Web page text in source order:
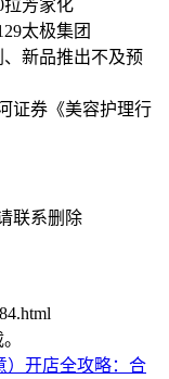
拉芳家化
太极集团
新品推出不及预
证券《美容护理行
联系删除
）开店全攻略：合